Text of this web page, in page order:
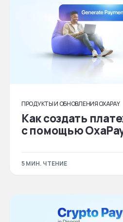
ПРОДУКТЫ И ОБНОВЛЕНИЯ OXAPAY
Как создать
с помощью
5 МИН. ЧТЕНИЕ